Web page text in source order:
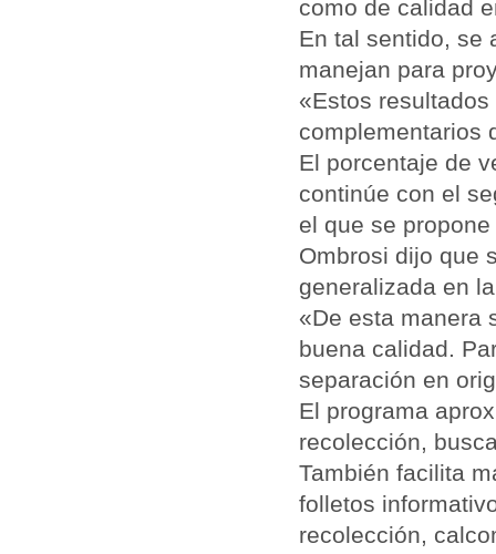
como de calidad
En tal sentido, se
manejan para
«Estos
complementarios
El porcentaje de
continúe con el
el que se
Ombrosi dijo que
generalizada en
«De esta manera
buena calidad.
separación en
El programa
recolección,
También facilita
folletos
recolección,